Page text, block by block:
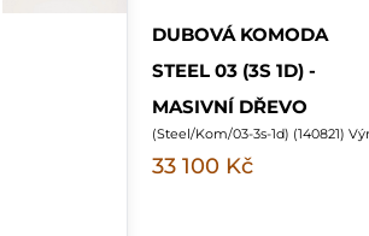
DUBOVÁ KOMODA
STEEL 03 (3S 1D) -
MASIVNÍ DŘEVO
(Steel/Kom/03-3s-1d) (140821)
33 100 Kč